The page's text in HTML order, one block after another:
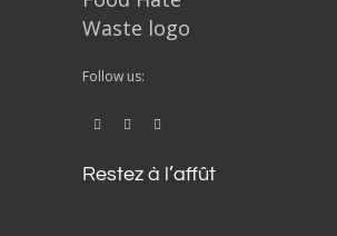
Follow us:
Restez à l’affût